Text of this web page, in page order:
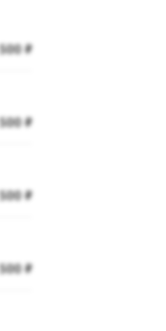
500 ₽
500 ₽
500 ₽
500 ₽